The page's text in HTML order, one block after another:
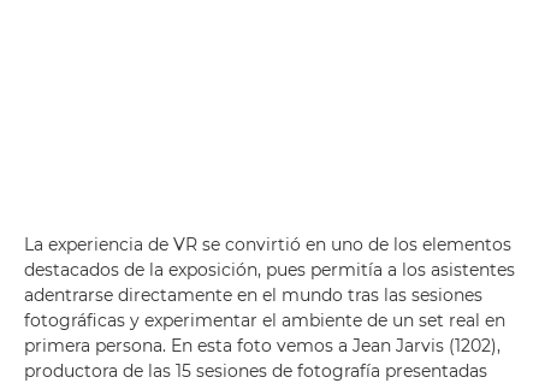
La experiencia de VR se convirtió en uno de los elementos
destacados de la exposición, pues permitía a los asistentes
adentrarse directamente en el mundo tras las sesiones
fotográficas y experimentar el ambiente de un set real en
primera persona. En esta foto vemos a Jean Jarvis (1202),
productora de las 15 sesiones de fotografía presentadas